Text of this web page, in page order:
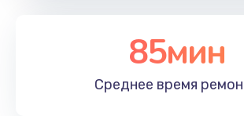
85мин
Среднее время